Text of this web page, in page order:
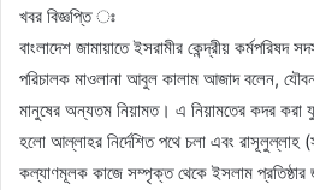
খবর বিজ্ঞপ্তি ঃ
বাংলাদেশ জামায়াতে ইসরামীর কেন্দ্রীয় কর্মপরিষদ
পরিচালক মাওলানা আবুল কালাম আজাদ বলেন,
মানুষের অন্যতম নিয়ামত। এ নিয়ামতের কদর করা
হলো আল্লাহর নির্দেশিত পথে চলা এবং রাসূলুল্লাহ
কল্যাণমূলক কাজে সম্পৃক্ত থেকে ইসলাম প্রতিষ্ঠার